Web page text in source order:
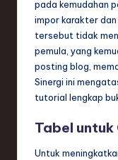
pada kemudahan
impor karakter
tersebut tidak
pemula, yang
posting blog,
Sinergi ini
tutorial lengkap
Tabel
Untuk